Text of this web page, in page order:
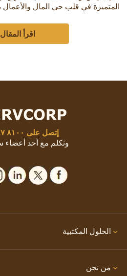
المتميزة في قلب حي المال والأعمال
اقرأ المقال
إتصل على ٨١٠٠ ٢٩٧ ٠١١
وتكلم مع أحد
الحلول المكتبية
من نحن